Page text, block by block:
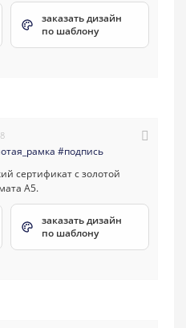
заказать дизайн
по шаблону
#подпись
заказать дизайн
по шаблону